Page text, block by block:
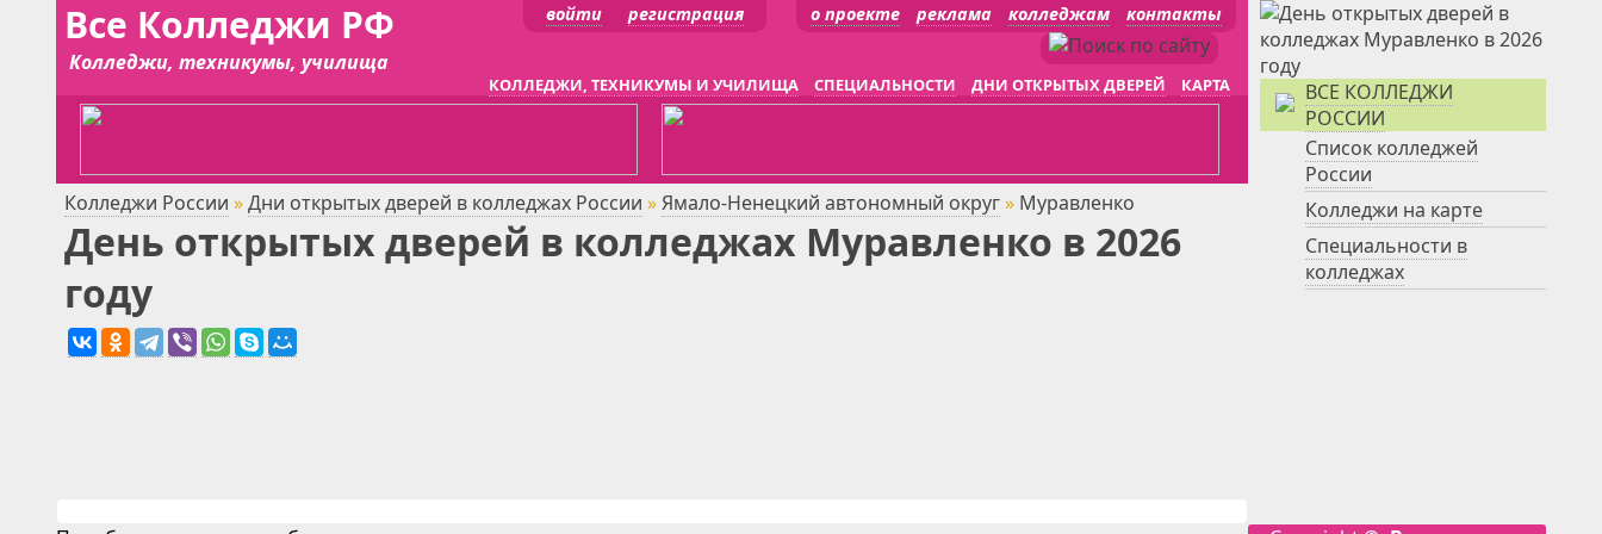
Все Колледжи РФ
Колледжи, техникумы, училища
о проекте реклама колледжам контакты
войти регистрация
КОЛЛЕДЖИ, ТЕХНИКУМЫ И УЧИЛИЩА СПЕЦИАЛЬНОСТИ ДНИ ОТКРЫТЫХ ДВЕРЕЙ КАРТА
Колледжи России »Дни открытых дверей в колледжах России »Ямало-Ненецкий автономный округ» Муравленко
День открытых дверей в колледжах Муравленко в 2026
году
ВСЕ КОЛЛЕДЖИ
РОССИИ
Список колледжей
России
Колледжи на карте
Специальности в
колледжах